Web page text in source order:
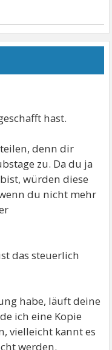
hast.
denn dir
zu. Da du ja
würden diese
du nicht mehr
das steuerlich
habe, läuft deine
ich eine Kopie
vielleicht kannt es
werden.